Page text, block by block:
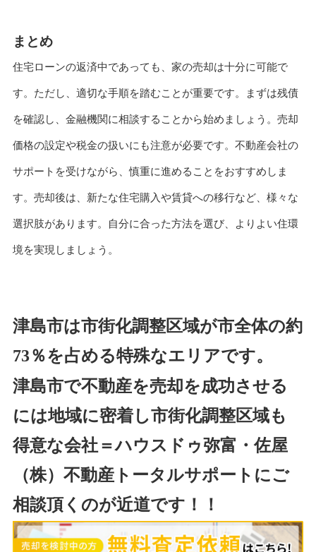
まとめ
住宅ローンの返済中であっても、家の売却は十分に可能で
す。ただし、適切な手順を踏むことが重要です。まずは残債
を確認し、金融機関に相談することから始めましょう。売却
価格の設定や税金の扱いにも注意が必要です。不動産会社の
サポートを受けながら、慎重に進めることをおすすめしま
す。売却後は、新たな住宅購入や賃貸への移行など、様々な
選択肢があります。自分に合った方法を選び、よりよい住環
境を実現しましょう。
津島市は市街化調整区域が市全体の約
73％を占める特殊なエリアです。
津島市で不動産を売却を成功させる
には地域に密着し市街化調整区域も
得意な会社＝ハウスドゥ弥富・佐屋
（株）不動産トータルサポートにご
相談頂くのが近道です！！